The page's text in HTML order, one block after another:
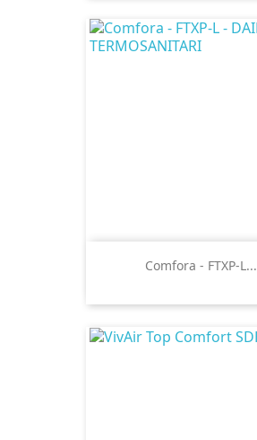
Comfora - FTXP-L...